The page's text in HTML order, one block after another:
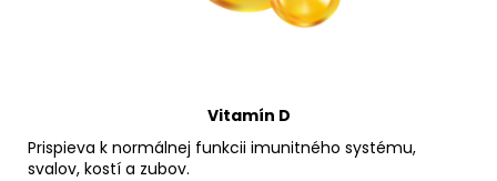
Vitamín D
Prispieva k normálnej funkcii imunitného systému,
svalov, kostí a zubov.